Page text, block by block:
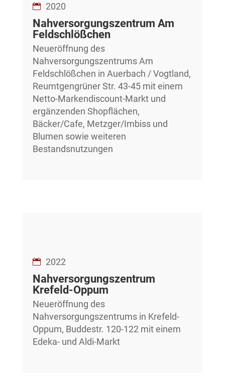
2020
Nahversorgungszentrum Am
Feldschlößchen
Neueröffnung des
Nahversorgungszentrums Am
Feldschlößchen in Auerbach / Vogtland,
Reumtgengrüner Str. 43-45 mit einem
Netto-Markendiscount-Markt und
ergänzenden Shopflächen,
Bäcker/Cafe, Metzger/Imbiss und
Blumen sowie weiteren
Bestandsnutzungen
2022
Nahversorgungszentrum
Krefeld-Oppum
Neueröffnung des
Nahversorgungszentrums in Krefeld-
Oppum, Buddestr. 120-122 mit einem
Edeka- und Aldi-Markt